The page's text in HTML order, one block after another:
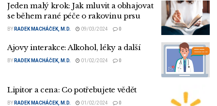
Jeden malý krok: Jak mluvit a obhajovat
se během rané péče o rakovinu prsu
BY RADEK MACHÁČEK, M.D. 09/03/2024 0
Ajovy interakce: Alkohol, léky a další
BY RADEK MACHÁČEK, M.D. 01/02/2024 0
Lipitor a cena: Co potřebujete vědět
BY RADEK MACHÁČEK, M.D. 01/02/2024 0